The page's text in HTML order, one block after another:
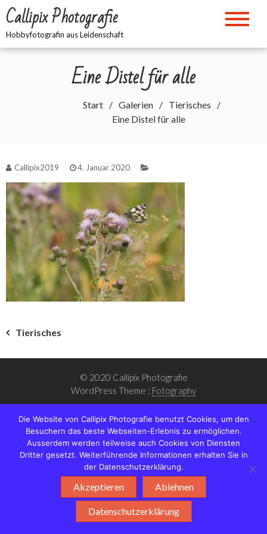
Zum
Inhalt
springen
Callipix Photografie
Hobbyfotografin aus Leidenschaft
Eine Distel für alle
Start Galerien
Tierisches
Eine Distel für alle
Callipix2019 4. Januar 2020
Beitragsnavigation
Tierisches
© 2020 Callipix Photografie
WordPress Theme : Fotography
Die Website von Callipix Photografie benutzt Cookies, um den
Besuchern das beste Webseiten-Erlebnis zu ermöglichen.
Ausserdem werden teilweise auch Cookies von Diensten
Dritter gesetzt. Weiterführende Informationen erhalten Sie in
der Datenschutzerklärung.
Akzeptieren Ablehnen
Datenschutzerklärung